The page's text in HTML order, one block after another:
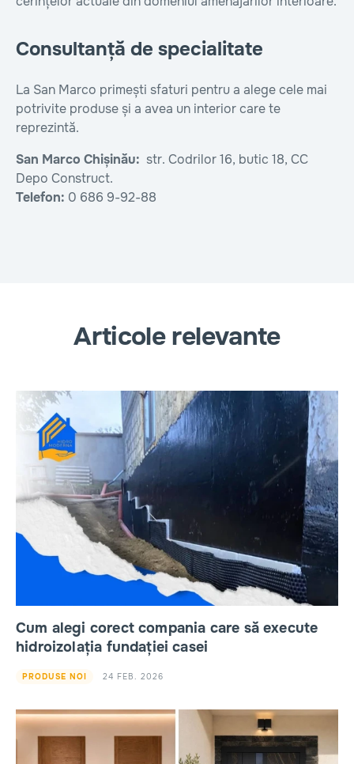
Consultanță de specialitate
La San Marco primești sfaturi pentru a alege cele mai
potrivite produse și a avea un interior care te
reprezintă.
San Marco Chișinău: str. Codrilor 16, butic 18, CC
Depo Construct.
Telefon: 0 686 9-92-88
Articole relevante
Cum alegi corect compania care să execute
hidroizolația fundației casei
PRODUSE NOI 24 FEB. 2026